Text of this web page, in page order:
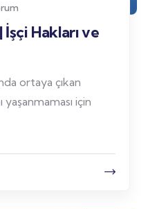
Hakları ve
ortaya çıkan
için